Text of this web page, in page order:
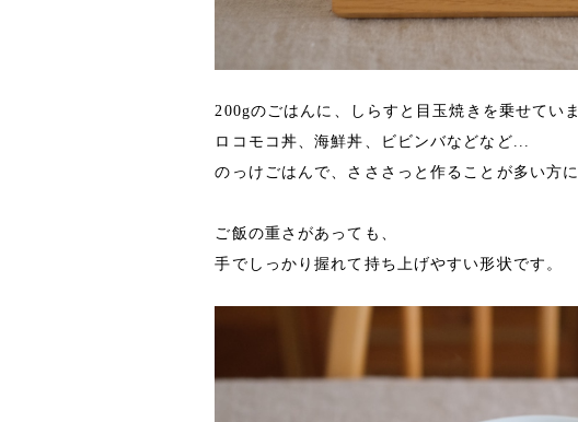
200gのごはんに、しらすと目玉焼きを乗せてい
ロコモコ丼、海鮮丼、ビビンバなどなど...
のっけごはんで、さささっと作ることが多い方
ご飯の重さがあっても、
手でしっかり握れて持ち上げやすい形状です。